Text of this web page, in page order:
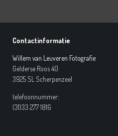
Contactinformatie
Willem van Leuveren Fotografie
Gelderse Roos 40
3925 SL Scherpenzeel
telefoonnummer:
(31)33 277 1816